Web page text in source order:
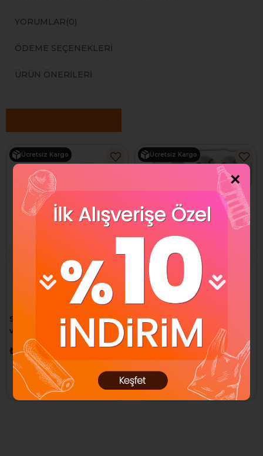
YORUMLAR(0)
ÖDEME SEÇENEKLERI
ÜRÜN ÖNERILERI
S-link SL-PRZ10 Hdmı(180) +
vga-2 + av-2 Kanal Üst Priz
₺1.070,51
Sepete Ekle
Ücretsiz Kargo
Viko Multı-Let Vm25ANH 2li
5mt Anahtarlı Kablolu
(90117205)
₺589,36
Sepete Ekle
Ücretsiz Kargo
×